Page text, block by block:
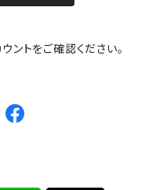
トをご確認ください。